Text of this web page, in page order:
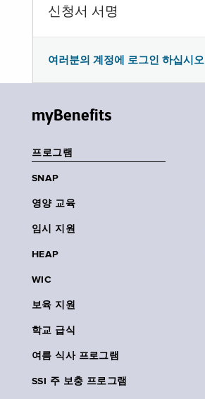
신청서 서명
여러분의 계정에 로그인 하십시오
myBenefits
프로그램
SNAP
영양 교육
임시 지원
HEAP
WIC
보육 지원
학교 급식
여름 식사 프로그램
SSI 주 보충 프로그램